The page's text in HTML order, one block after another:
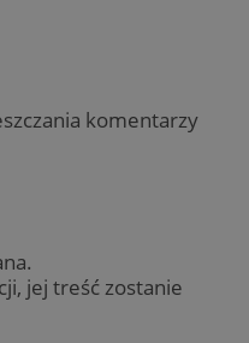
komentarzy
jej treść zostanie